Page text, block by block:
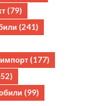
(79)
(241)
(177)
(99)